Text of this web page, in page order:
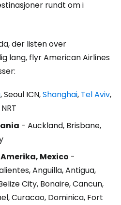
rundt om i
der listen over
lang, flyr American Airlines
, Seoul ICN,Shanghai, Tel Aviv,
- Auckland, Brisbane,
Mexico -
Anguilla, Antigua,
City, Bonaire, Cancun,
Curacao, Dominica, Fort